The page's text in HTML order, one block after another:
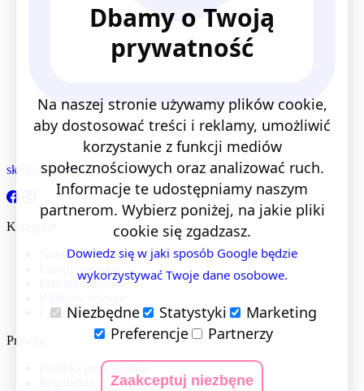
sklep@lentis.pl
Kategorie
Nowości
Lampy wiszące
Plafony sufitowe
Lustra LED
Prawne
Polityka prywatności
Dbamy o Twoją
prywatność
Na naszej stronie używamy plików cookie,
aby dostosować treści i reklamy, umożliwić
korzystanie z funkcji mediów
społecznościowych oraz analizować ruch.
Informacje te udostępniamy naszym
partnerom. Wybierz poniżej, na jakie pliki
cookie się zgadzasz.
Dowiedz się w jaki sposób Google będzie
wykorzystywać Twoje dane osobowe.
Niezbędne Statystyki
Marketing
Preferencje
Partnerzy
Zaakceptuj niezbęne